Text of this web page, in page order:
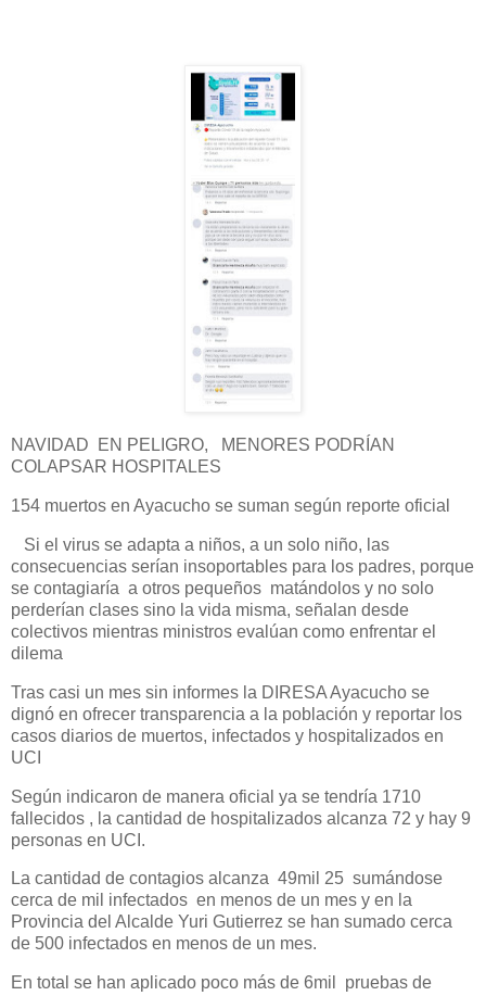
NAVIDAD EN PELIGRO, MENORES PODRÍAN
COLAPSAR HOSPITALES
154 muertos en Ayacucho se suman según reporte oficial
Si el virus se adapta a niños, a un solo niño, las
consecuencias serían insoportables para los padres, porque
se contagiaría a otros pequeños matándolos y no solo
perderían clases sino la vida misma, señalan desde
colectivos mientras ministros evalúan como enfrentar el
dilema
Tras casi un mes sin informes la DIRESA Ayacucho se
dignó en ofrecer transparencia a la población y reportar los
casos diarios de muertos, infectados y hospitalizados en
UCI
Según indicaron de manera oficial ya se tendría 1710
fallecidos , la cantidad de hospitalizados alcanza 72 y hay 9
personas en UCI.
La cantidad de contagios alcanza 49mil 25 sumándose
cerca de mil infectados en menos de un mes y en la
Provincia del Alcalde Yuri Gutierrez se han sumado cerca
de 500 infectados en menos de un mes.
En total se han aplicado poco más de 6mil pruebas de